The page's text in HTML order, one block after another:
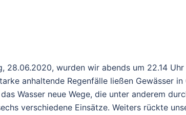
28.06.2020, wurden wir abends um 22.14
anhaltende Regenfälle ließen Gewässer
Wasser neue Wege, die unter anderem
verschiedene Einsätze. Weiters rückte